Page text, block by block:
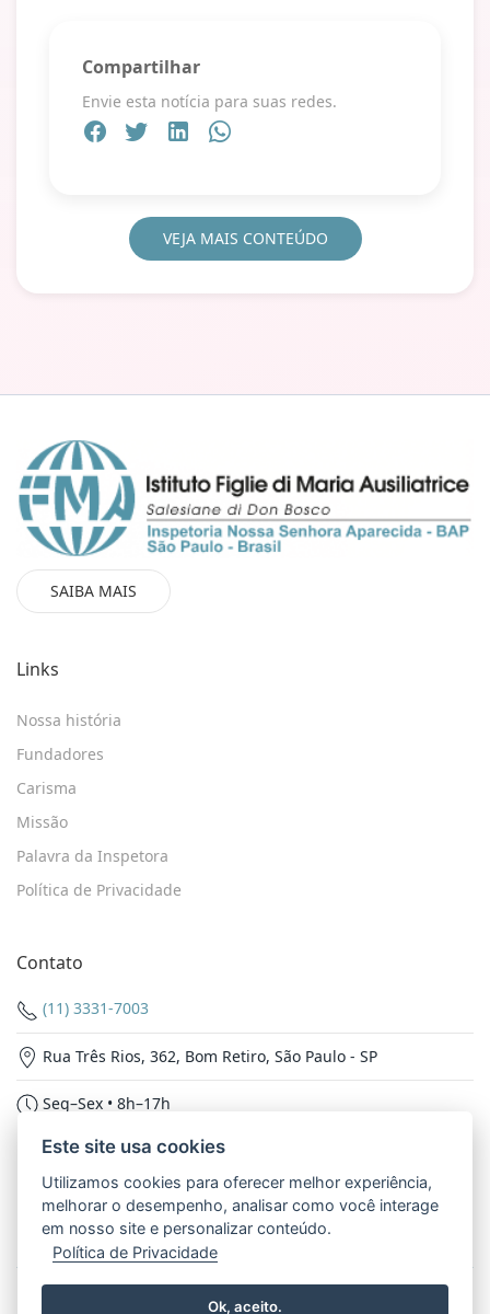
Compartilhar
Envie esta notícia para suas redes.
VEJA MAIS CONTEÚDO
SAIBA MAIS
Links
Nossa história
Fundadores
Carisma
Missão
Palavra da Inspetora
Política de Privacidade
Contato
(11) 3331-7003
Rua Três Rios, 362, Bom Retiro, São Paulo - SP
Seg–Sex • 8h–17h
Nossas Redes
© 2026 - Inspetoria Nossa Senhora Aparecida. Todos os
Este site usa cookies
Utilizamos cookies para oferecer melhor experiência,
melhorar o desempenho, analisar como você interage
em nosso site e personalizar conteúdo.
Política de Privacidade
Ok, aceito.